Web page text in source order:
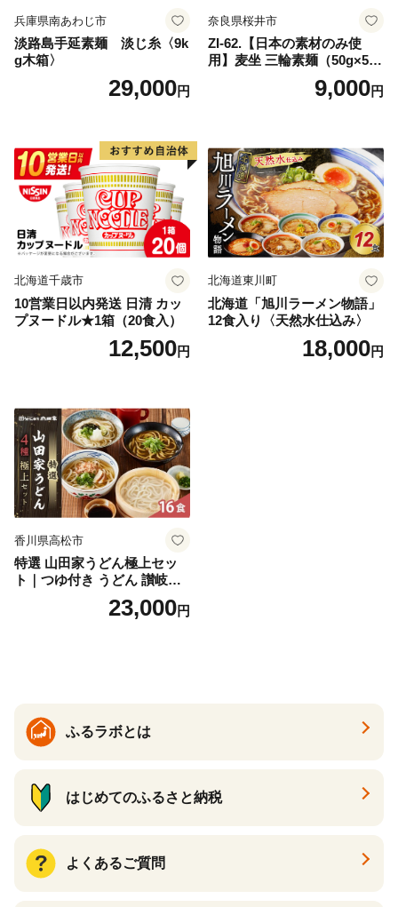
兵庫県南あわじ市
淡路島手延素麺 淡じ糸〈9k
g木箱〉
29,000円
奈良県桜井市
ZI-62.【日本の素材のみ使
用】麦坐 三輪素麺（50g×5束
9,000円
北海道千歳市
10営業日以内発送 日清 カッ
プヌードル★1箱（20食入）
12,500円
北海道東川町
北海道「旭川ラーメン物語」
12食入り〈天然水仕込み〉
18,000円
香川県高松市
特選 山田家うどん極上セッ
ト｜つゆ付き うどん 讃岐う
どん さぬきうどん 生麵 うど
んセット カレーうどん 生う
23,000円
ふるラボとは
はじめてのふるさと納税
よくあるご質問